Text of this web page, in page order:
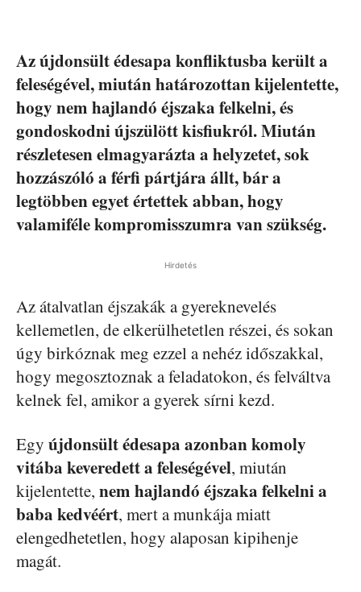
Az újdonsült édesapa konfliktusba került a
feleségével, miután határozottan kijelentette,
hogy nem hajlandó éjszaka felkelni, és
gondoskodni újszülött kisfiukról. Miután
részletesen elmagyarázta a helyzetet, sok
hozzászóló a férfi pártjára állt, bár a
legtöbben egyet értettek abban, hogy
valamiféle kompromisszumra van szükség.
Hirdetés
Az átalvatlan éjszakák a gyereknevelés
kellemetlen, de elkerülhetetlen részei, és sokan
úgy birkóznak meg ezzel a nehéz időszakkal,
hogy megosztoznak a feladatokon, és felváltva
kelnek fel, amikor a gyerek sírni kezd.
Egy újdonsült édesapa azonban komoly
vitába keveredett a feleségével, miután
kijelentette, nem hajlandó éjszaka felkelni a
baba kedvéért, mert a munkája miatt
elengedhetetlen, hogy alaposan kipihenje
magát.